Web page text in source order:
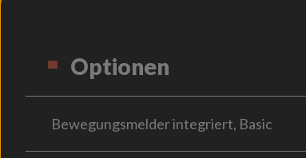
Optionen
Bewegungsmelder integriert, Basic